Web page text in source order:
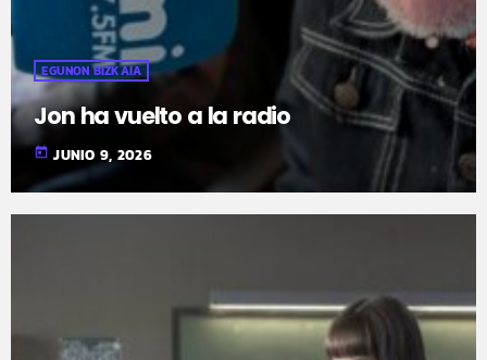
EGUNON BIZKAIA
Jon ha vuelto a la radio
today JUNIO 9, 2026